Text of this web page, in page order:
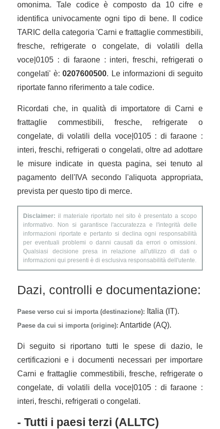
omonima. Tale codice è composto da 10 cifre e
identifica univocamente ogni tipo di bene. Il codice
TARIC della categoria 'Carni e frattaglie commestibili,
fresche, refrigerate o congelate, di volatili della
voce|0105 : di faraone : interi, freschi, refrigerati o
congelati' è: 0207600500. Le informazioni di seguito
riportate fanno riferimento a tale codice.
Ricordati che, in qualità di importatore di Carni e
frattaglie commestibili, fresche, refrigerate o
congelate, di volatili della voce|0105 : di faraone :
interi, freschi, refrigerati o congelati, oltre ad adottare
le misure indicate in questa pagina, sei tenuto al
pagamento dell'IVA secondo l'aliquota appropriata,
prevista per questo tipo di merce.
Disclaimer: il materiale riportato nel sito è presentato a scopo
informativo. Non si garantisce l'accuratezza e l'integrità delle
informazioni riportate e pertanto si declina ogni responsabilità
per eventuali problemi o danni causati da errori o omissioni.
Qualsiasi decisione presa in relazione all'utilizzo di dati o
informazioni qui presenti è di esclusiva responsabilità dell'utente.
Dazi, controlli e documentazione:
Paese verso cui si importa (destinazione): Italia (IT).
Paese da cui si importa (origine): Antartide (AQ).
Di seguito si riportano tutti le spese di dazio, le
certificazioni e i documenti necessari per importare
Carni e frattaglie commestibili, fresche, refrigerate o
congelate, di volatili della voce|0105 : di faraone :
interi, freschi, refrigerati o congelati.
- Tutti i paesi terzi (ALLTC)